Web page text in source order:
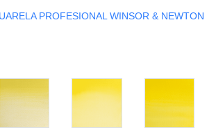
PROFESIONAL WINSOR & NEWTON